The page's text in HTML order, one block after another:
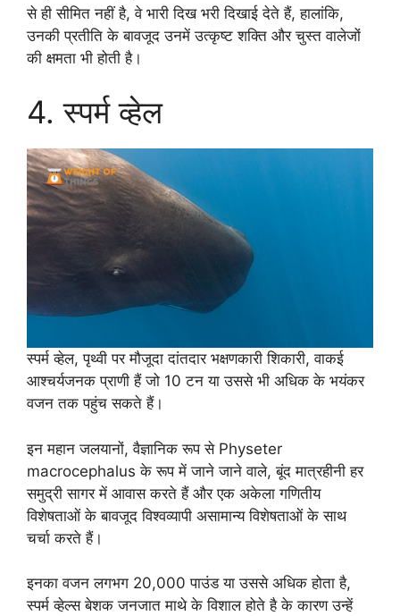
से ही सीमित नहीं है, वे भारी दिख भरी दिखाई देते हैं, हालांकि,
उनकी प्रतीति के बावजूद उनमें उत्कृष्ट शक्ति और चुस्त वालेजों
की क्षमता भी होती है।
4. स्पर्म व्हेल
स्पर्म व्हेल, पृथ्वी पर मौजूदा दांतदार भक्षणकारी शिकारी, वाकई
आश्चर्यजनक प्राणी हैं जो 10 टन या उससे भी अधिक के भयंकर
वजन तक पहुंच सकते हैं।
इन महान जलयानों, वैज्ञानिक रूप से Physeter
macrocephalus के रूप में जाने जाने वाले, बूंद मात्रहीनी हर
समुद्री सागर में आवास करते हैं और एक अकेला गणितीय
विशेषताओं के बावजूद विश्वव्यापी असामान्य विशेषताओं के साथ
चर्चा करते हैं।
इनका वजन लगभग 20,000 पाउंड या उससे अधिक होता है,
स्पर्म व्हेल्स बेशक जनजात माथे के विशाल होते है के कारण उन्हें